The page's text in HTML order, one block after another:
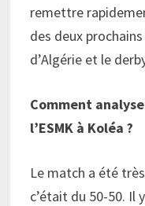
remettre
des deux
d’Algérie et le
Comment
l’ESMK à Koléa ?
Le match a été
c’était du 50-50. Il